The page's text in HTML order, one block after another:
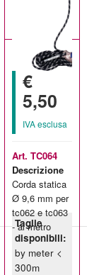
€
5,50
IVA esclusa
Art. TC064
Descrizione
Corda statica
Ø 9,6 mm per
tc062 e tc063
- al metro
Taglie
disponibili:
by meter <
300m